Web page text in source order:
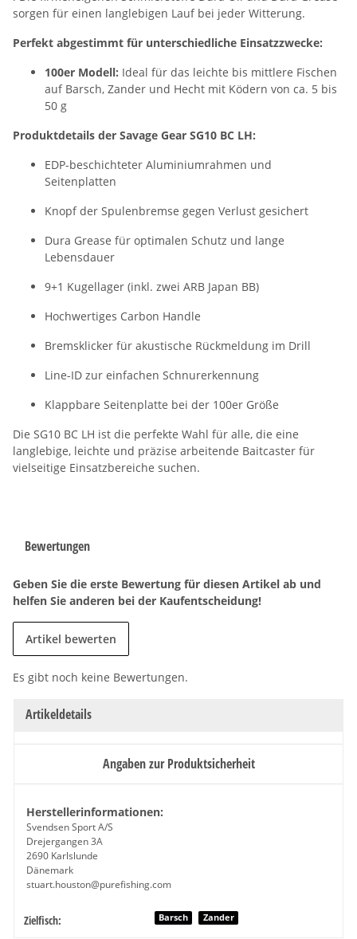
sorgen für einen langlebigen Lauf bei jeder Witterung.
Perfekt abgestimmt für unterschiedliche Einsatzzwecke:
100er Modell: Ideal für das leichte bis mittlere Fischen
auf Barsch, Zander und Hecht mit Ködern von ca. 5 bis
50 g
Produktdetails der Savage Gear SG10 BC LH:
EDP-beschichteter Aluminiumrahmen und
Seitenplatten
Knopf der Spulenbremse gegen Verlust gesichert
Dura Grease für optimalen Schutz und lange
Lebensdauer
9+1 Kugellager (inkl. zwei ARB Japan BB)
Hochwertiges Carbon Handle
Bremsklicker für akustische Rückmeldung im Drill
Line-ID zur einfachen Schnurerkennung
Klappbare Seitenplatte bei der 100er Größe
Die SG10 BC LH ist die perfekte Wahl für alle, die eine
langlebige, leichte und präzise arbeitende Baitcaster für
vielseitige Einsatzbereiche suchen.
Bewertungen
Geben Sie die erste Bewertung für diesen Artikel ab und
helfen Sie anderen bei der Kaufentscheidung!
Artikel bewerten
Es gibt noch keine Bewertungen.
Artikeldetails
Angaben zur Produktsicherheit
Herstellerinformationen:
Svendsen Sport A/S
Drejergangen 3A
2690 Karlslunde
Dänemark
stuart.houston@purefishing.com
Produkteigenschaft
Wert
Zielfisch: Barsch Zander